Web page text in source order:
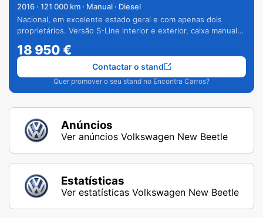
2016 · 121 000 km · Manual · Diesel
Nacional, em excelente estado geral e com apenas dois
proprietários. Versão S-Line interior e exterior, caixa manual
18 950€
Quer promover o seu stand no Encontra Carros?
Contactar o stand
Anúncios
Ver anúncios Volkswagen New Beetle
Estatísticas
Ver estatísticas Volkswagen New Beetle